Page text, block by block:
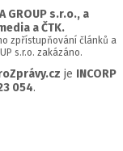
GROUP s.r.o., a
a ČTK.
zpřístupňování článků a
s.r.o. zakázáno.
je INCORP
054.